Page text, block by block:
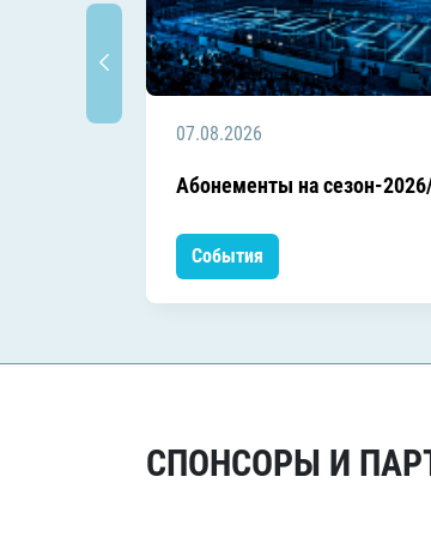
07.08.2026
Абонементы на сезон-
События
СПОНСОРЫ И